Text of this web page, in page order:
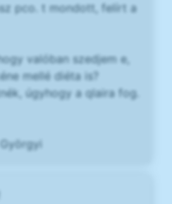
pco. t mondott, felírt a
valóban szedjem e,
mellé diéta is?
úgyhogy a qlaira fog.